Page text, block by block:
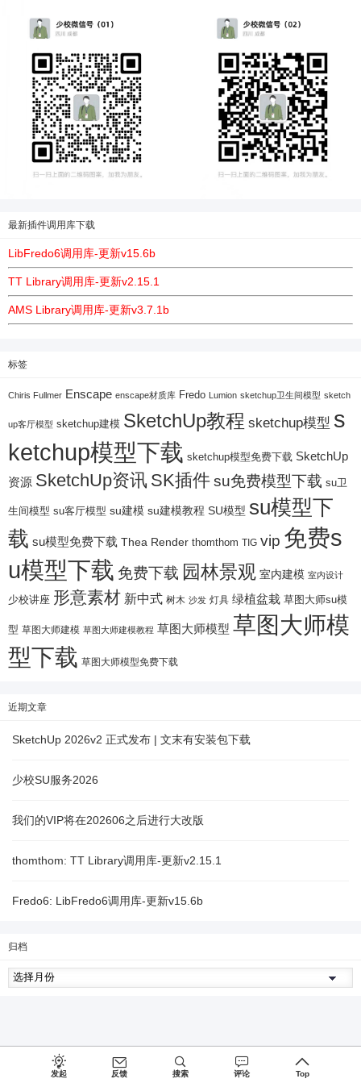
最新插件调用库下载
LibFredo6调用库-更新v15.6b
TT Library调用库-更新v2.15.1
AMS Library调用库-更新v3.7.1b
标签
Chiris Fullmer Enscape enscape材质库 Fredo Lumion sketchup卫生间模型 sketch
up客厅模型 sketchup建模 SketchUp教程 sketchup模型 s
ketchup模型下载 sketchup模型免费下载 SketchUp
资源 SketchUp资讯 SK插件su免费模型下载 su卫
生间模型 su客厅模型 su建模 su建模教程 SU模型 su模型下
载 su模型免费下载 Thea Render thomthom TIG vip 免费s
u模型下载 免费下载 园林景观 室内建模 室内设计
少校讲座 形意素材 新中式 树木 沙发 灯具 绿植盆栽 草图大师su模
型 草图大师建模 草图大师建模教程 草图大师模型 草图大师模
型下载 草图大师模型免费下载
近期文章
SketchUp 2026v2 正式发布 | 文末有安装包下载
少校SU服务2026
我们的VIP将在202606之后进行大改版
thomthom: TT Library调用库-更新v2.15.1
Fredo6: LibFredo6调用库-更新v15.6b
归档
发起 反馈 搜索 评论 Top